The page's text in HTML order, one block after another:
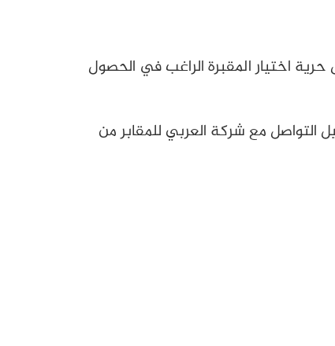
اختيار المقبرة الراغب في الحصول
حيث يستطيع العميل التواصل مع شركة العربي للمقابر من